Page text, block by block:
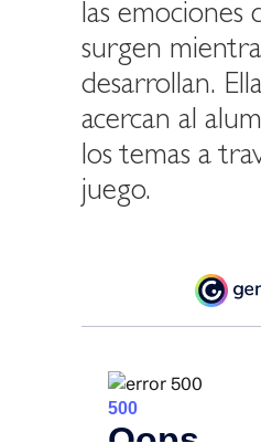
las emociones
surgen
desarrollan.
acercan al
los temas a
juego.